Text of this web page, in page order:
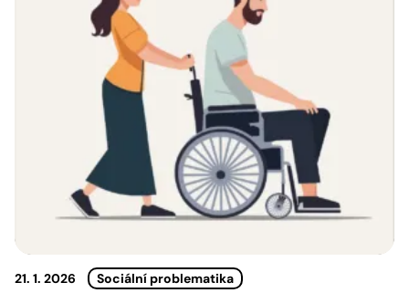
21. 1. 2026 Sociální problematika